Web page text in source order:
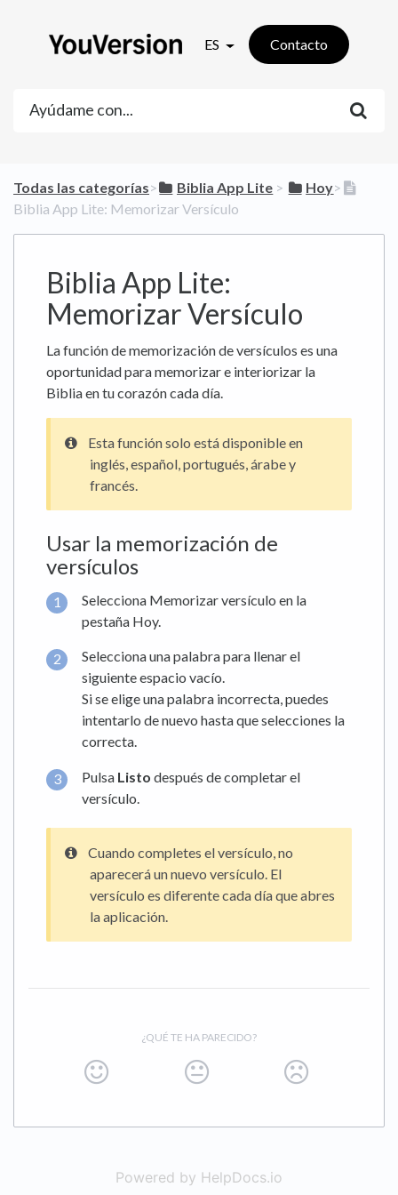
ES Contacto
Todas las categorías​>​ ​Biblia App Lite ​ > ​ ​Hoy​>​
Biblia App Lite: Memorizar Versículo
Biblia App Lite:
Memorizar Versículo
La función de memorización de versículos es una
oportunidad para memorizar e interiorizar la
Biblia en tu corazón cada día.
Esta función solo está disponible en
inglés, español, portugués, árabe y
francés.
Usar la memorización de
versículos
Selecciona Memorizar versículo en la
pestaña Hoy.
Selecciona una palabra para llenar el
siguiente espacio vacío.
Si se elige una palabra incorrecta, puedes
intentarlo de nuevo hasta que selecciones la
correcta.
Pulsa Listo después de completar el
versículo.
Cuando completes el versículo, no
aparecerá un nuevo versículo. El
versículo es diferente cada día que abres
la aplicación.
¿QUÉ TE HA PARECIDO?
Powered by HelpDocs.io